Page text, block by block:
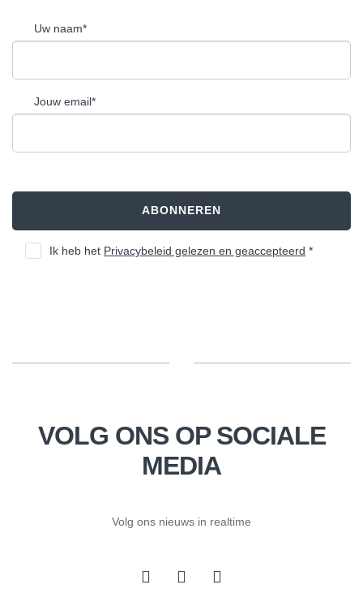
Uw naam*
Jouw email*
ABONNEREN
Ik heb het Privacybeleid gelezen en geaccepteerd *
VOLG ONS OP SOCIALE
MEDIA
Volg ons nieuws in realtime